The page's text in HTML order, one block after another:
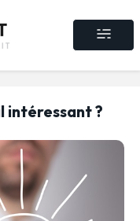
intéressant ?